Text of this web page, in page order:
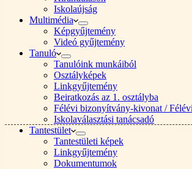
Iskolaújság
Multimédia
Képgyűjtemény
Videó gyűjtemény
Tanuló
Tanulóink munkáiból
Osztályképek
Linkgyűjtemény
Beiratkozás az 1. osztályba
Félévi bizonyítvány-kivonat /
Iskolaválasztási tanácsadó
Tantestület
Tantestületi képek
Linkgyűjtemény
Dokumentumok